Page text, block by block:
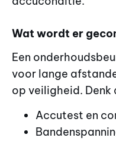
Wat wordt er
Een
voor lange
op veiligheid. Denk
Accutest en